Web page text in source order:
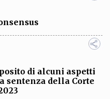
di alcuni aspetti
della Corte